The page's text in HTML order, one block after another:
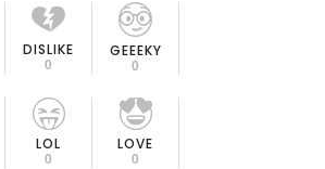
DISLIKE
0
GEEEKY
0
LOL
0
LOVE
0